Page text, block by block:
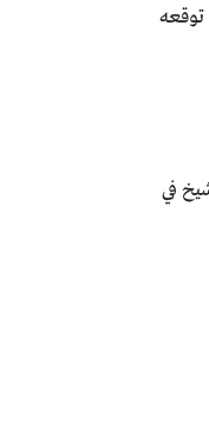
نظرة على كاتب وإخراج مربى العز رمضان 2023 وما يمكن توقعه
في